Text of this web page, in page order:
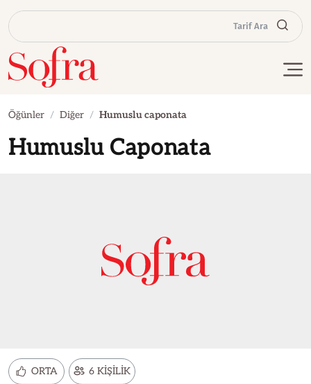
Tarif Ara
Öğünler Diğer Humuslu caponata
Humuslu Caponata
ORTA 6 KİŞİLİK